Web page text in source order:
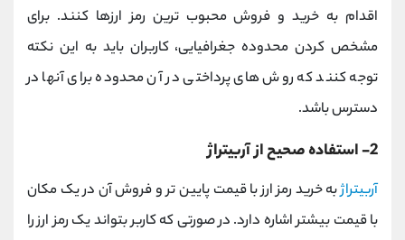
اقدام به خرید و فروش محبوب ترین رمز ارزها کنند. برای
مشخص کردن محدوده جغرافیایی، کاربران باید به این نکته
توجه کنند که روش های پرداختی در آن محدوده برای آنها در
دسترس باشد.
2- استفاده صحیح از آربیتراژ
آربیتراژبه خرید رمز ارز با قیمت پایین تر و فروش آن در یک مکان
با قیمت بیشتر اشاره دارد. در صورتی که کاربر بتواند یک رمز ارز را